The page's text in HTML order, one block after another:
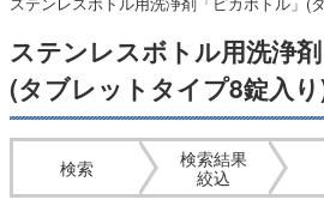
ステンレスボトル用洗浄
(タブレットタイプ8錠入
検索
検索結果
絞込